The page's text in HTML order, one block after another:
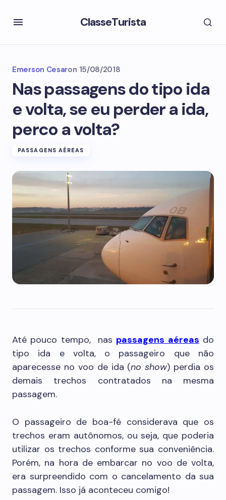
ClasseTurista
Emerson Cesaron 15/08/2018
Nas passagens do tipo ida
e volta, se eu perder a ida,
perco a volta?
PASSAGENS AÉREAS
Até pouco tempo, nas passagens aéreas do
tipo ida e volta, o passageiro que não
aparecesse no voo de ida (no show) perdia os
demais trechos contratados na mesma
passagem.
O passageiro de boa-fé considerava que os
trechos eram autônomos, ou seja, que poderia
utilizar os trechos conforme sua conveniência.
Porém, na hora de embarcar no voo de volta,
era surpreendido com o cancelamento da sua
passagem. Isso já aconteceu comigo!